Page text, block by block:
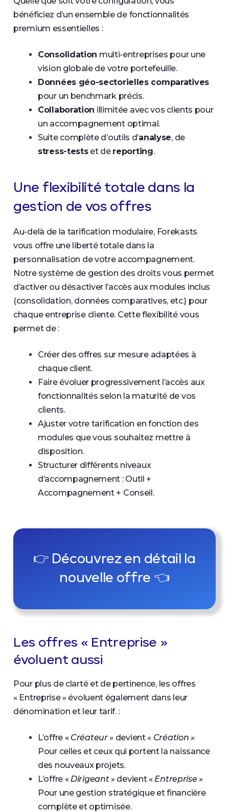
bénéficiez d’un ensemble de fonctionnalités
premium essentielles :
Consolidation multi-entreprises pour une
vision globale de votre portefeuille.
Données géo-sectorielles comparatives
pour un benchmark précis.
Collaboration illimitée avec vos clients pour
un accompagnement optimal.
Suite complète d’outils d’analyse, de
stress-testset de reporting.
Une flexibilité totale dans la
gestion de vos offres
Au-delà de la tarification modulaire, Forekasts
vous offre une liberté totale dans la
personnalisation de votre accompagnement.
Notre système de gestion des droits vous permet
d’activer ou désactiver l’accès aux modules inclus
(consolidation, données comparatives, etc.) pour
chaque entreprise cliente. Cette flexibilité vous
permet de :
Créer des offres sur mesure adaptées à
chaque client.
Faire évoluer progressivement l’accès aux
fonctionnalités selon la maturité de vos
clients.
Ajuster votre tarification en fonction des
modules que vous souhaitez mettre à
disposition.
Structurer différents niveaux
d’accompagnement : Outil +
Accompagnement + Conseil.
👉 Découvrez en détail la
nouvelle offre 👈
Les offres « Entreprise »
évoluent aussi
Pour plus de clarté et de pertinence, les offres
« Entreprise » évoluent également dans leur
dénomination et leur tarif. :
L’offre « Créateur» devient « Création »
Pour celles et ceux qui portent la naissance
des nouveaux projets.
L’offre « Dirigeant» devient « Entreprise »
Pour une gestion stratégique et financière
complète et optimisée.